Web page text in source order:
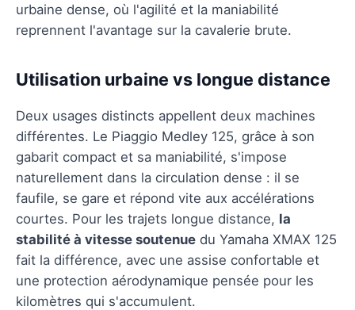
urbaine dense, où l'agilité et la maniabilité
reprennent l'avantage sur la cavalerie brute.
Utilisation urbaine vs longue distance
Deux usages distincts appellent deux machines
différentes. Le Piaggio Medley 125, grâce à son
gabarit compact et sa maniabilité, s'impose
naturellement dans la circulation dense : il se
faufile, se gare et répond vite aux accélérations
courtes. Pour les trajets longue distance, la
stabilité à vitesse soutenue du Yamaha XMAX 125
fait la différence, avec une assise confortable et
une protection aérodynamique pensée pour les
kilomètres qui s'accumulent.